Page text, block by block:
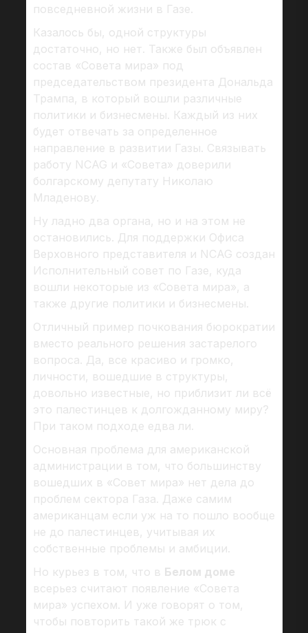
повседневной жизни в Газе.
Казалось бы, одной структуры
достаточно, но нет. Также был объявлен
состав «Совета мира» под
председательством президента Дональда
Трампа, в который вошли различные
политики и бизнесмены. Каждый из них
будет отвечать за определенное
направление в развитии Газы. Связывать
работу NCAG и «Совета» доверили
болгарскому депутату Николаю
Младенову.
Ну ладно два органа, но и на этом не
остановились. Для поддержки Офиса
Верховного представителя и NCAG создан
Исполнительный совет по Газе, куда
вошли некоторые из «Совета мира», а
также другие политики и бизнесмены.
Отличный пример почкования бюрократии
вместо реального решения застарелого
вопроса. Да, все красиво и громко,
личности, вошедшие в структуры,
довольно известные, но приблизит ли всё
это палестинцев к долгожданному миру?
При таком подходе едва ли.
Основная проблема для американской
администрации в том, что большинству
вошедших в «Совет мира» нет дела до
проблем сектора Газа. Даже самим
американцам если уж на то пошло вообще
не до палестинцев, учитывая их
собственные проблемы и амбиции.
Но курьез в том, что в Белом доме
всерьез считают появление «Совета
мира» успехом. И уже говорят о том,
чтобы повторить такой же трюк с